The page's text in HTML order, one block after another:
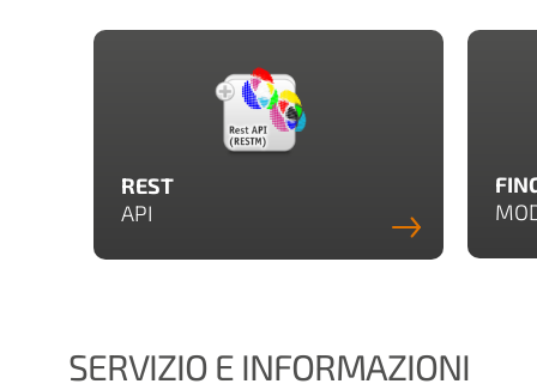
REST
API
SERVIZIO E INFORMAZIONI